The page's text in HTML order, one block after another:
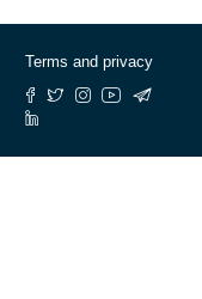
Terms and privacy